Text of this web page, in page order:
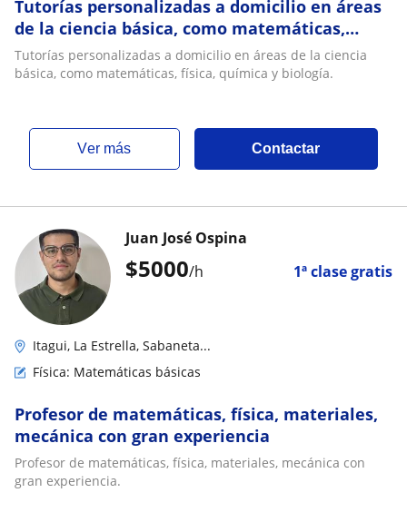
Tutorías personalizadas a domicilio en áreas
de la ciencia básica, como matemáticas,
física, química y biología
Tutorías personalizadas a domicilio en áreas de la ciencia
básica, como matemáticas, física, química y biología.
ver más Contactar
$5000/h 1ª clase gratis
Juan José Ospina
Itagui, La Estrella, Sabaneta...
Física: Matemáticas básicas
Profesor de matemáticas, física, materiales,
mecánica con gran experiencia
Profesor de matemáticas, física, materiales, mecánica con
gran experiencia.